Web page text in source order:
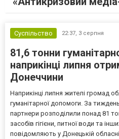
Суспільство 22:37, 3 серпня
81,6 тонни
наприкінці липня
Донеччини
Наприкінці липня жителі громад
гуманітарної допомоги. За тиждень
партнери розподілили понад 81
засобів гігієни, питної води та
повідомляють у Донецькій